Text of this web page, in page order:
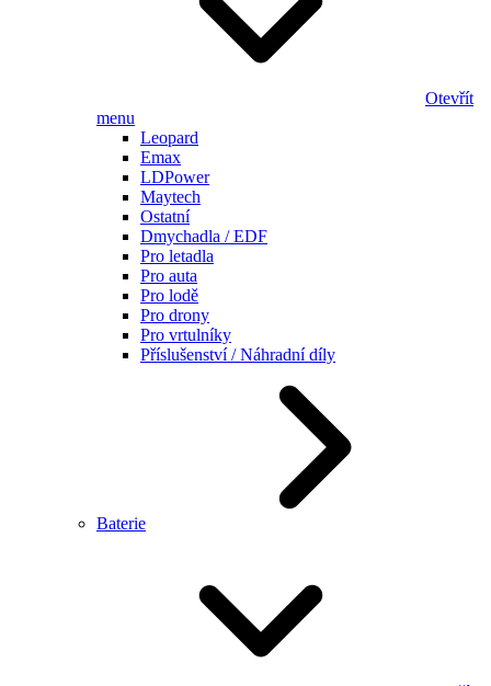
Otevřít
menu
Leopard
Emax
LDPower
Maytech
Ostatní
Dmychadla / EDF
Pro letadla
Pro auta
Pro lodě
Pro drony
Pro vrtulníky
Příslušenství / Náhradní díly
Baterie